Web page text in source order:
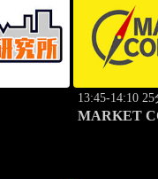
13:45-14:10 25
MARKET